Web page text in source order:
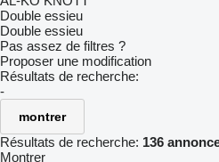
Double essieu
Double essieu
Pas assez de filtres ?
Proposer une modification
Résultats de recherche:
-
montrer
Résultats de recherche: 136
Montrer